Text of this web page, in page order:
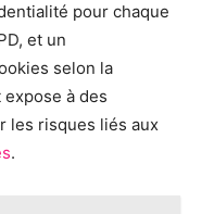
pour chaque
et un
selon la
à des
les risques liés aux
.